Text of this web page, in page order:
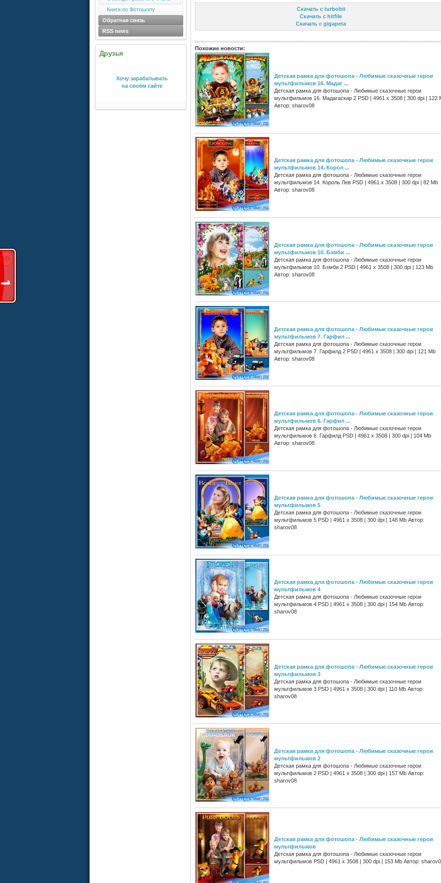
Книги по Фотошопу
Обратная связь
RSS news
Друзья
Хочу зарабатывать
на своём сайте
Скачать с turbobit
Скачать с hitfile
Скачать с gigapeta
Похожие новости:
Детская рамка для фотошопа - Любимые сказочные герои
мультфильмов 16. Мадаг ...
Детская рамка для фотошопа - Любимые сказочные герои
мультфильмов 16. Мадагаскар 2 PSD | 4961 х 3508 | 300 dpi | 122
Автор: sharov08
Детская рамка для фотошопа - Любимые сказочные герои
мультфильмов 14. Корол ...
Детская рамка для фотошопа - Любимые сказочные герои
мультфильмов 14. Король Лев PSD | 4961 х 3508 | 300 dpi | 82 Mb
Автор: sharov08
Детская рамка для фотошопа - Любимые сказочные герои
мультфильмов 10. Бэмби ...
Детская рамка для фотошопа - Любимые сказочные герои
мультфильмов 10. Бэмби 2 PSD | 4961 х 3508 | 300 dpi | 123 Mb
Автор: sharov08
Детская рамка для фотошопа - Любимые сказочные герои
мультфильмов 7. Гарфил ...
Детская рамка для фотошопа - Любимые сказочные герои
мультфильмов 7. Гарфилд 2 PSD | 4961 х 3508 | 300 dpi | 121 Mb
Автор: sharov08
Детская рамка для фотошопа - Любимые сказочные герои
мультфильмов 6. Гарфил ...
Детская рамка для фотошопа - Любимые сказочные герои
мультфильмов 6. Гарфилд PSD | 4961 х 3508 | 300 dpi | 104 Mb
Автор: sharov08
Детская рамка для фотошопа - Любимые сказочные герои
мультфильмов 5
Детская рамка для фотошопа - Любимые сказочные герои
мультфильмов 5 PSD | 4961 х 3508 | 300 dpi | 148 Mb Автор:
sharov08
Детская рамка для фотошопа - Любимые сказочные герои
мультфильмов 4
Детская рамка для фотошопа - Любимые сказочные герои
мультфильмов 4 PSD | 4961 х 3508 | 300 dpi | 154 Mb Автор:
sharov08
Детская рамка для фотошопа - Любимые сказочные герои
мультфильмов 3
Детская рамка для фотошопа - Любимые сказочные герои
мультфильмов 3 PSD | 4961 х 3508 | 300 dpi | 110 Mb Автор:
sharov08
Детская рамка для фотошопа - Любимые сказочные герои
мультфильмов 2
Детская рамка для фотошопа - Любимые сказочные герои
мультфильмов 2 PSD | 4961 х 3508 | 300 dpi | 157 Mb Автор:
sharov08
Детская рамка для фотошопа - Любимые сказочные герои
мультфильмов
Детская рамка для фотошопа - Любимые сказочные герои
мультфильмов PSD | 4961 х 3508 | 300 dpi | 153 Mb Автор: